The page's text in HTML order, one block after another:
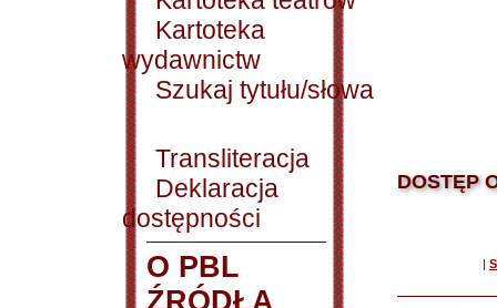
Kartoteka
wydawnictw
Szukaj tytułu/słowa
Transliteracja
Deklaracja
dostępności
O PBL
ŹRÓDŁA
DOSTĘP
|